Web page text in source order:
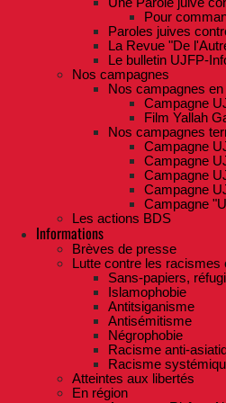
Pour
Paroles juives
La Revue "De
Le bulletin UJFP-
Nos campagnes
Nos campagnes
Campagne
Film Yallah
Nos campagnes
Campagne
Campagne
Campagne
Campagne
Campagne
Les actions BDS
Informations
Brèves de presse
Lutte contre les racismes
Sans-papiers,
Islamophobie
Antitsiganisme
Antisémitisme
Négrophobie
Racisme anti-
Racisme
Atteintes aux libertés
En région